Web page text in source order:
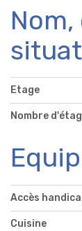
Etage
Nombre
Accès
Cuisine